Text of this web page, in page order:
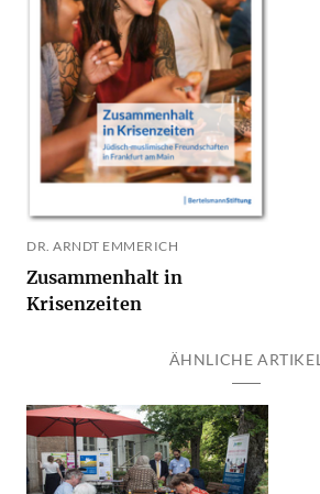
DR. ARNDT EMMERICH
Zusammenhalt in
Krisenzeiten
ÄHNLICHE ARTIKEL